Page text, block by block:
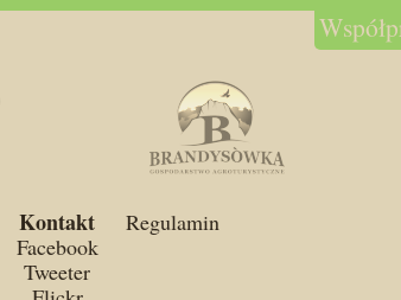
Kontakt
Facebook
Tweeter
Regulamin